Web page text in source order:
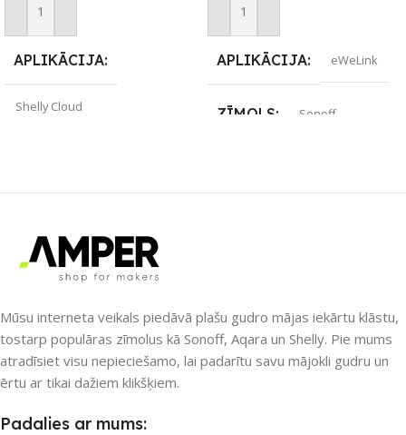
Pievienot Grozam
APLIKĀCIJA
Shelly Cloud
Bluetooth
PIEEJAMS UZREIZ
SKAITS
Pievienot Grozam
APLIKĀCIJA eWeLink
ZĪMOLS Sonoff
2
Mūsu interneta veikals piedāvā plašu gudro mājas iekārtu klāstu,
tostarp populāras zīmolus kā Sonoff, Aqara un Shelly. Pie mums
atradīsiet visu nepieciešamo, lai padarītu savu mājokli gudru un
ērtu ar tikai dažiem klikšķiem.
Padalies ar mums: